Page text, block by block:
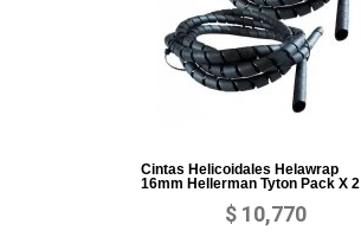
Cintas Helicoidales Helawrap
16mm Hellerman Tyton Pack X 2
$ 10,770